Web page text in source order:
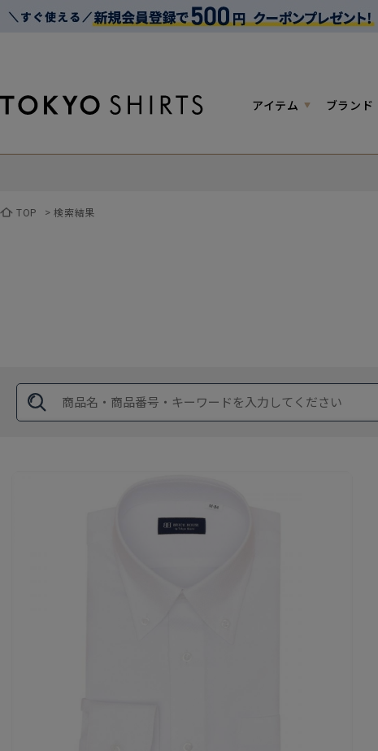
アイテム ブランド
TOP >検索結果